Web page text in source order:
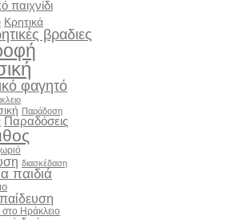
παιχνίδι
Κρητικά
βραδιες
φαγητό
Παράδοση
Παραδόσεις
διασκέδαση
παιδιά
Ηράκλειο